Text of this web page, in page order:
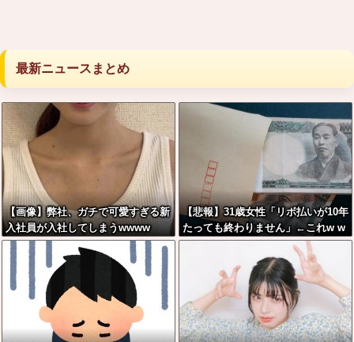
最新ニュースまとめ
【画像】弊社、ガチで可愛すぎる新
入社員が入社してしまうwwww
【悲報】31歳女性「リボ払いが10年
たっても終わりません」←これw w
w w w w w